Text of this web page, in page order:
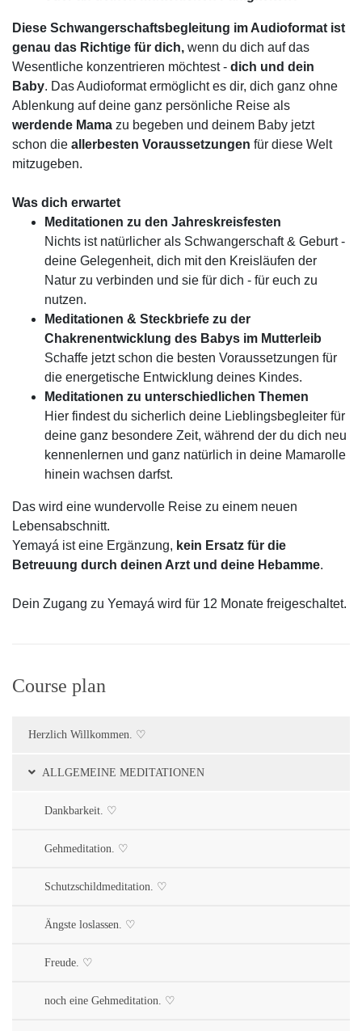
Diese Schwangerschaftsbegleitung im Audioformat ist
genau das Richtige für dich, wenn du dich auf das
Wesentliche konzentrieren möchtest - dich und dein
Baby. Das Audioformat ermöglicht es dir, dich ganz ohne
Ablenkung auf deine ganz persönliche Reise als
werdende Mama zu begeben und deinem Baby jetzt
schon die allerbesten Voraussetzungen für diese Welt
mitzugeben.
Was dich erwartet
Meditationen zu den Jahreskreisfesten
Nichts ist natürlicher als Schwangerschaft & Geburt -
deine Gelegenheit, dich mit den Kreisläufen der
Natur zu verbinden und sie für dich - für euch zu
nutzen.
Meditationen & Steckbriefe zu der
Chakrenentwicklung des Babys im Mutterleib
Schaffe jetzt schon die besten Voraussetzungen für
die energetische Entwicklung deines Kindes.
Meditationen zu unterschiedlichen Themen
Hier findest du sicherlich deine Lieblingsbegleiter für
deine ganz besondere Zeit, während der du dich neu
kennenlernen und ganz natürlich in deine Mamarolle
hinein wachsen darfst.
Das wird eine wundervolle Reise zu einem neuen
Lebensabschnitt.
Yemayá ist eine Ergänzung, kein Ersatz für die
Betreuung durch deinen Arzt und deine Hebamme.
Dein Zugang zu Yemayá wird für 12 Monate freigeschaltet.
Course plan
Herzlich Willkommen. ♡
ALLGEMEINE MEDITATIONEN
Dankbarkeit. ♡
Gehmeditation. ♡
Schutzschildmeditation. ♡
Ängste loslassen. ♡
Freude. ♡
noch eine Gehmeditation. ♡